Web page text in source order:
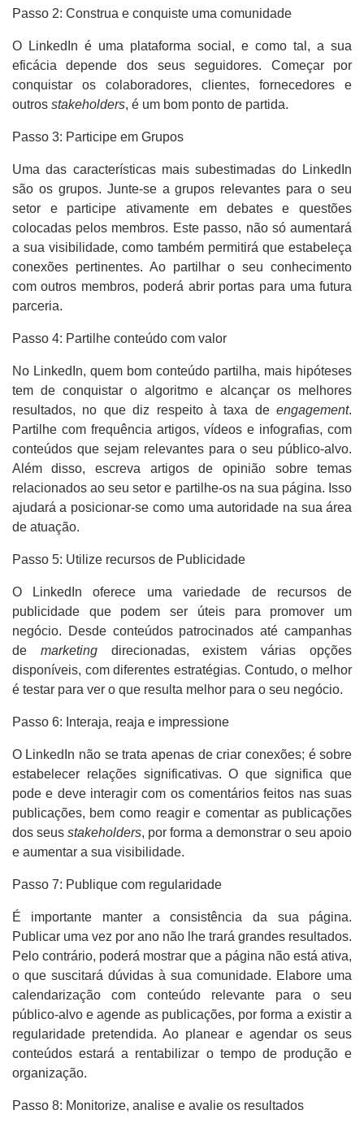
Passo 2: Construa e conquiste uma comunidade
O LinkedIn é uma plataforma social, e como tal, a sua
eficácia depende dos seus seguidores. Começar por
conquistar os colaboradores, clientes, fornecedores e
outros stakeholders, é um bom ponto de partida.
Passo 3: Participe em Grupos
Uma das características mais subestimadas do LinkedIn
são os grupos. Junte-se a grupos relevantes para o seu
setor e participe ativamente em debates e questões
colocadas pelos membros. Este passo, não só aumentará
a sua visibilidade, como também permitirá que estabeleça
conexões pertinentes. Ao partilhar o seu conhecimento
com outros membros, poderá abrir portas para uma futura
parceria.
Passo 4: Partilhe conteúdo com valor
No LinkedIn, quem bom conteúdo partilha, mais hipóteses
tem de conquistar o algoritmo e alcançar os melhores
resultados, no que diz respeito à taxa deengagement.
Partilhe com frequência artigos, vídeos e infografias, com
conteúdos que sejam relevantes para o seu público-alvo.
Além disso, escreva artigos de opinião sobre temas
relacionados ao seu setor e partilhe-os na sua página. Isso
ajudará a posicionar-se como uma autoridade na sua área
de atuação.
Passo 5: Utilize recursos de Publicidade
O LinkedIn oferece uma variedade de recursos de
publicidade que podem ser úteis para promover um
negócio. Desde conteúdos patrocinados até campanhas
de marketingdirecionadas, existem várias opções
disponíveis, com diferentes estratégias. Contudo, o melhor
é testar para ver o que resulta melhor para o seu negócio.
Passo 6: Interaja, reaja e impressione
O LinkedIn não se trata apenas de criar conexões; é sobre
estabelecer relações significativas. O que significa que
pode e deve interagir com os comentários feitos nas suas
publicações, bem como reagir e comentar as publicações
dos seus stakeholders, por forma a demonstrar o seu apoio
e aumentar a sua visibilidade.
Passo 7: Publique com regularidade
É importante manter a consistência da sua página.
Publicar uma vez por ano não lhe trará grandes resultados.
Pelo contrário, poderá mostrar que a página não está ativa,
o que suscitará dúvidas à sua comunidade. Elabore uma
calendarização com conteúdo relevante para o seu
público-alvo e agende as publicações, por forma a existir a
regularidade pretendida. Ao planear e agendar os seus
conteúdos estará a rentabilizar o tempo de produção e
organização.
Passo 8: Monitorize, analise e avalie os resultados